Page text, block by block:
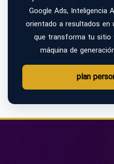
Google Ads, Inteligencia
orientado a resultados en
que transforma tu sitio
máquina de
plan